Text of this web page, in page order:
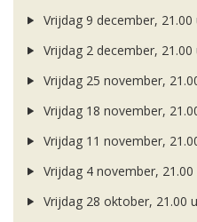
Vrijdag 9 december, 21.00
Vrijdag 2 december, 21.00
Vrijdag 25 november,
Vrijdag 18 november,
Vrijdag 11 november,
Vrijdag 4 november, 21.00
Vrijdag 28 oktober, 21.00